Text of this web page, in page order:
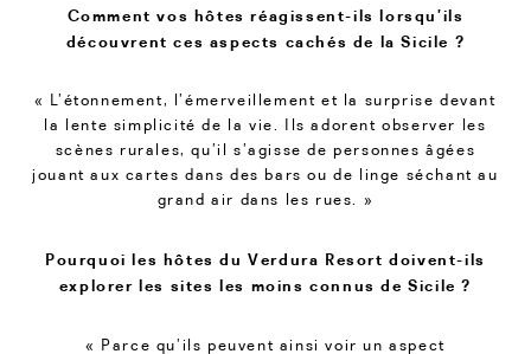
Comment vos hôtes réagissent-ils lorsqu’ils
découvrent ces aspects cachés de la Sicile ?
« L’étonnement, l’émerveillement et la surprise devant
la lente simplicité de la vie. Ils adorent observer les
scènes rurales, qu’il s’agisse de personnes âgées
jouant aux cartes dans des bars ou de linge séchant au
grand air dans les rues. »
Pourquoi les hôtes du Verdura Resort doivent-ils
explorer les sites les moins connus de Sicile ?
« Parce qu’ils peuvent ainsi voir un aspect